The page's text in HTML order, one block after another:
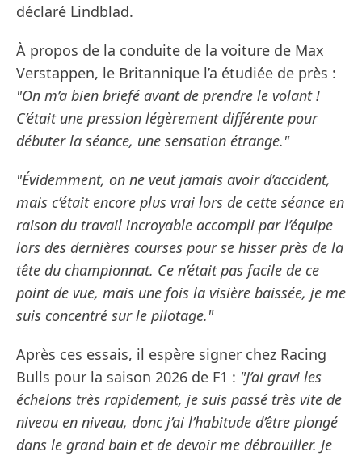
déclaré Lindblad.
À propos de la conduite de la voiture de Max
Verstappen, le Britannique l’a étudiée de près :
"On m’a bien briefé avant de prendre le volant !
C’était une pression légèrement différente pour
débuter la séance, une sensation étrange."
"Évidemment, on ne veut jamais avoir d’accident,
mais c’était encore plus vrai lors de cette séance en
raison du travail incroyable accompli par l’équipe
lors des dernières courses pour se hisser près de la
tête du championnat. Ce n’était pas facile de ce
point de vue, mais une fois la visière baissée, je me
suis concentré sur le pilotage."
Après ces essais, il espère signer chez Racing
Bulls pour la saison 2026 de F1 : "J’ai gravi les
échelons très rapidement, je suis passé très vite de
niveau en niveau, donc j’ai l’habitude d’être plongé
dans le grand bain et de devoir me débrouiller. Je